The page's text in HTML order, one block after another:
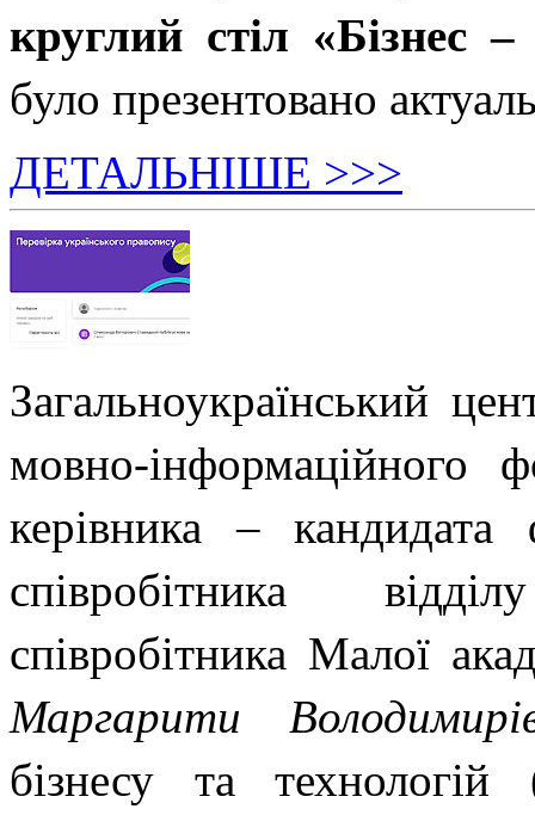
круглий стіл «Бізнес –
було презентовано
ДЕТАЛЬНІШЕ >>>
Загальноукраїнський
мовно-
керівника – кандидата
співробітника
співробітника Малої
Маргарити
бізнесу та